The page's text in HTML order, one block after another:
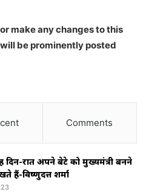
make any changes to this
be prominently posted
Comments
दिन-रात अपने बेटे को मुख्यमंत्री बनने
हैं-विष्णुदत्त शर्मा